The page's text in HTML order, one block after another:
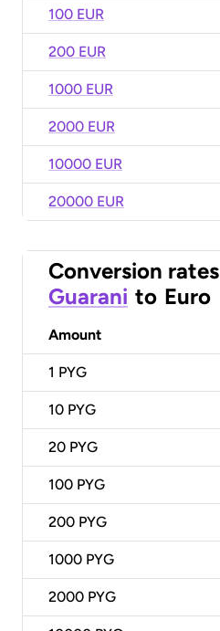
100 EUR
200 EUR
1000 EUR
2000 EUR
10000 EUR
20000 EUR
Conversion rates
Guarani to Euro
Amount
1 PYG
10 PYG
20 PYG
100 PYG
200 PYG
1000 PYG
2000 PYG